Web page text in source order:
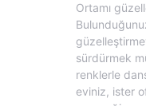
Ortamı
sürdürmek
renklerle
eviniz, ister